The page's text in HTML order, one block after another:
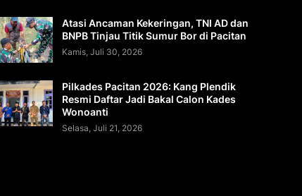
Atasi Ancaman Kekeringan, TNI AD dan
BNPB Tinjau Titik Sumur Bor di Pacitan
Kamis, Juli 30, 2026
Pilkades Pacitan 2026: Kang Plendik
Resmi Daftar Jadi Bakal Calon Kades
Wonoanti
Selasa, Juli 21, 2026